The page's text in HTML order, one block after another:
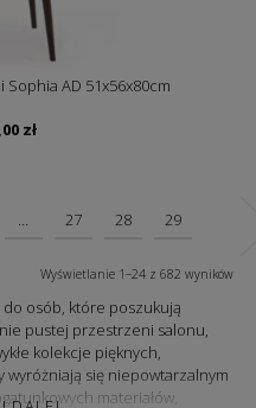
Sophia AD 51x56x80cm
zł
… 27 28 29
Wyświetlanie 1–24 z 682 wyników
osób, które poszukują
pustej przestrzeni salonu,
kolekcje pięknych,
się niepowtarzalnym
materiałów,